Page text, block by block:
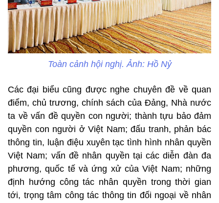
Toàn cảnh hội nghị. Ảnh: Hồ Nỷ
Các đại biểu cũng được nghe chuyên đề về quan
điểm, chủ trương, chính sách của Đảng, Nhà nước
ta về vấn đề quyền con người; thành tựu bảo đảm
quyền con người ở Việt Nam; đấu tranh, phản bác
thông tin, luận điệu xuyên tạc tình hình nhân quyền
Việt Nam; vấn đề nhân quyền tại các diễn đàn đa
phương, quốc tế và ứng xử của Việt Nam; những
định hướng công tác nhân quyền trong thời gian
tới, trọng tâm công tác thông tin đối ngoại về nhân